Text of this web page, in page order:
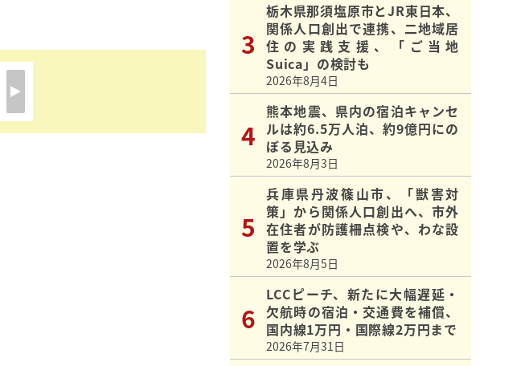
栃木県那須塩原市とJR東日本、
関係人口創出で連携、二地域居
住の実践支援、「ご当地
Suica」の検討も
2026年8月4日
熊本地震、県内の宿泊キャンセ
ルは約6.5万人泊、約9億円にの
ぼる見込み
2026年8月3日
兵庫県丹波篠山市、「獣害対
策」から関係人口創出へ、市外
在住者が防護柵点検や、わな設
置を学ぶ
2026年8月5日
LCCピーチ、新たに大幅遅延・
欠航時の宿泊・交通費を補償、
国内線1万円・国際線2万円まで
2026年7月31日